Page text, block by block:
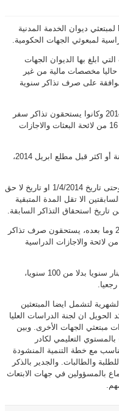
بارك الاتحاد الوطني لطلبة الكويت – فرع الولايات المتحدة الأمريكية NUKS.ORG لمبتعثي ديوان الخدمة المدنية
لمبعوثي الجهات الحكومية.
ابلغ بها الديوان الجهات
مخصصات مالية من غير
من مطلع ابريل 2014، وكذلك تمت الموافقة على صرف تذاكر سنوية
وتصرف التذاكر كالتالي : بالنسبة للمبعوثين أو المجازين دراسيا قبل مطلع ابريل 2014 وكانوا يستحقون تذاكر سفر
كل سنتين عن انفسهم وزوجاتهم واولادهم الذين يحق لهم اصطحابهم وفقا للمادة 16 من لائحة البعثات والاجازات
أ- من أتم في بعثته أو اجازته الدراسية أو مضى على تاريخ استحقاق آخر تذكرة سنة أو اكثر قبل مطلع ابريل 2014،
ب- من أتم في بعثته أو اجازت الدراسية أو مضى على تاريخ استحقاق آخر تذكرة وحتى تاريخ 1/4/2014 او تاريخ لا حق
الا تقل المدة المتبقية
تاريخ استحقاق التذاكر السابقة.
وأضاف الحويل أنه أما بالنسبة للمبعوثين أو المجازين دراسيا من مطلع ابريل 2014 وما بعده، يستحقون صرف تذاكر
السفر عن انفسهم وزوجاتهم واولادهم الذين يحق لهم اصطحابهم وفقا للمادة 16 من لائحة والاجازات الدراسية
وبين أنه تمت الموافقة أيضا على زيادة بدل الكتب للمجازين لتصبح بمقدرا 200 دينار سنويا بدلا من 100 سنويا،
لتشمل ايضا المبتعثين
الحويل ان لجنة الدراسات العليا
مبتعثي الجهات الأخرى. وبين
التعليمي لكادر
مع خطة التنمية المنشودة
والطالبات. والجدير بالذكر
بالمسؤولين في جهات الابتعاث